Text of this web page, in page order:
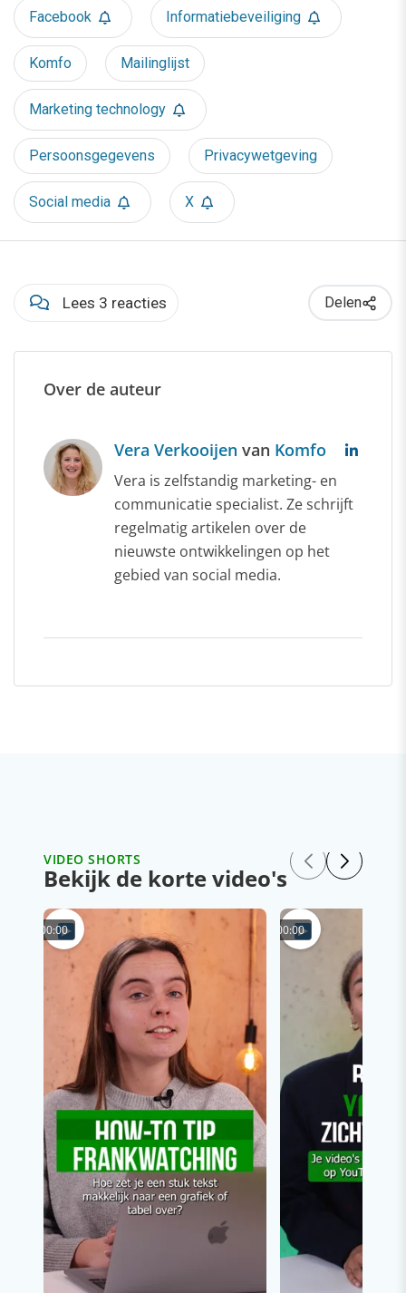
Facebook Informatiebeveiliging
Komfo Mailinglijst
Marketing technology
Persoonsgegevens Privacywetgeving
Social media X
Lees 3 reacties Delen
Over de auteur
Vera Verkooijen van Komfo
Vera is zelfstandig marketing- en
communicatie specialist. Ze schrijft
regelmatig artikelen over de
nieuwste ontwikkelingen op het
gebied van social media.
VIDEO SHORTS
Bekijk de korte video's
00:00 00:00